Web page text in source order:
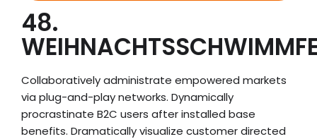
48.
Collaboratively administrate empowered markets
via plug-and-play networks. Dynamically
procrastinate B2C users after installed base
benefits. Dramatically visualize customer directed